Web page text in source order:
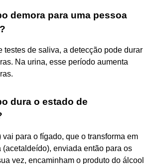
demora para uma pessoa
testes de saliva, a detecção pode durar
Na urina, esse período aumenta
dura o estado de
para o fígado, que o transforma em
(acetaldeído), enviada então para os
vez, encaminham o produto do álcool